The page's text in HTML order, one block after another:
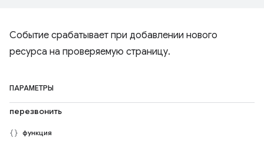
Событие срабатывает при добавлении нового
ресурса на проверяемую страницу.
ПАРАМЕТРЫ
перезвонить
функция